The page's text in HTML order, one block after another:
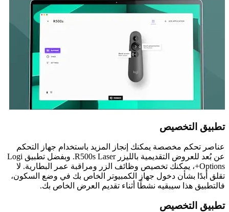
تطبيق التخصيص
عناصر تحكم مخصصة يمكنك إنجاز المزيد باستخدام جهاز التحكم
عن بُعد للعروض التقديمية بالليزر R500s Laser. وبفضل تطبيق Logi
Options+، يمكنك تخصيص وظائف الزر ومراقبة عمر البطارية. لا
تقلق أبدًا بشأن دخول جهاز الكمبيوتر الخاص بك في وضع السكون،
فالتطبيق هذا سيبقيه نشطًا أثناء تقديم العرض الخاص بك.
تطبيق التخصيص